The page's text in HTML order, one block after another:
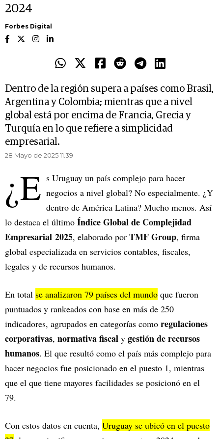
2024
Forbes Digital
Dentro de la región supera a países como Brasil,
Argentina y Colombia; mientras que a nivel
global está por encima de Francia, Grecia y
Turquía en lo que refiere a simplicidad
empresarial.
28 Mayo de 2025 11.39
¿E s Uruguay un país complejo para hacer
negocios a nivel global? No especialmente. ¿Y
dentro de América Latina? Mucho menos. Así
lo destaca el último Índice Global de Complejidad
Empresarial 2025, elaborado por TMF Group, firma
global especializada en servicios contables, fiscales,
legales y de recursos humanos.
En total se analizaron 79 países del mundo que fueron
puntuados y rankeados con base en más de 250
indicadores, agrupados en categorías como regulaciones
corporativas, normativa fiscal y gestión de recursos
humanos. El que resultó como el país más complejo para
hacer negocios fue posicionado en el puesto 1, mientras
que el que tiene mayores facilidades se posicionó en el
79.
Con estos datos en cuenta, Uruguay se ubicó en el puesto